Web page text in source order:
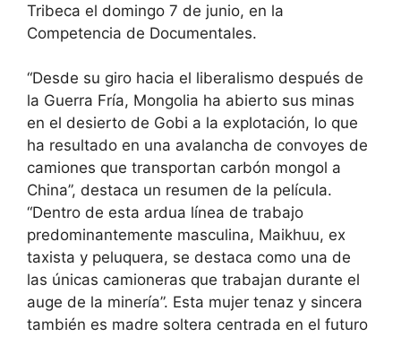
Tribeca el domingo 7 de junio, en la
Competencia de Documentales.
“Desde su giro hacia el liberalismo después de
la Guerra Fría, Mongolia ha abierto sus minas
en el desierto de Gobi a la explotación, lo que
ha resultado en una avalancha de convoyes de
camiones que transportan carbón mongol a
China”, destaca un resumen de la película.
“Dentro de esta ardua línea de trabajo
predominantemente masculina, Maikhuu, ex
taxista y peluquera, se destaca como una de
las únicas camioneras que trabajan durante el
auge de la minería”. Esta mujer tenaz y sincera
también es madre soltera centrada en el futuro